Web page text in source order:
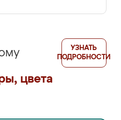
цвета
УЗНАТЬ
ПОДРОБНОСТИ